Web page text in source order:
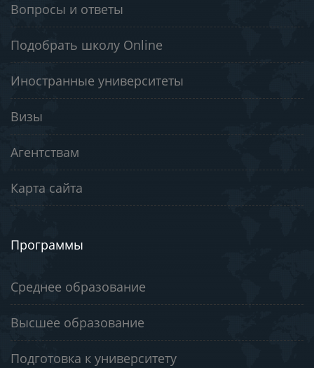
Вопросы и ответы
Подобрать школу Online
Иностранные университеты
Визы
Агентствам
Карта сайта
Программы
Среднее образование
Высшее образование
Подготовка к университету